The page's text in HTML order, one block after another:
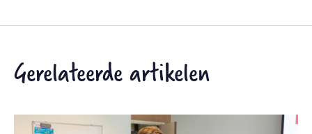
Gerelateerde artikelen